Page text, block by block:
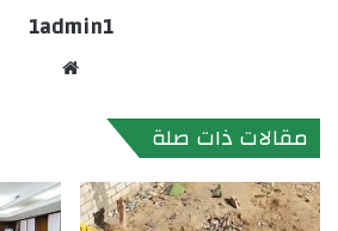
1admin1
مقالات ذات صلة